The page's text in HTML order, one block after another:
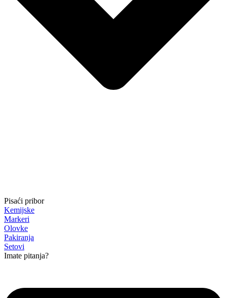
Pisaći pribor
Kemijske
Markeri
Olovke
Pakiranja
Setovi
Imate pitanja?